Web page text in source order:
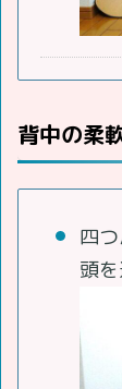
背中の柔
四
頭を